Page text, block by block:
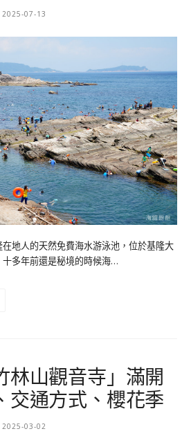
2025-07-13
在地人的天然免費海水游泳池，位於基隆大
多年前還是秘境的時候海…
林山觀音寺」滿開
交通方式、櫻花季
2025-03-02